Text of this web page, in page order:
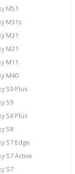
M51
M31s
M31
M21
M11
M40
S9 Plus
S9
S8 Plus
S8
S7 Edge
S7 Active
S7